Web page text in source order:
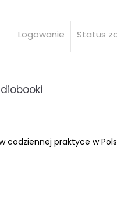
Logowanie Status
codziennej praktyce w